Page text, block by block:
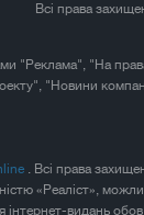
Всі права
"Реклама", "На
"Новини
. Всі права
«Реаліст»,
інтернет-видань